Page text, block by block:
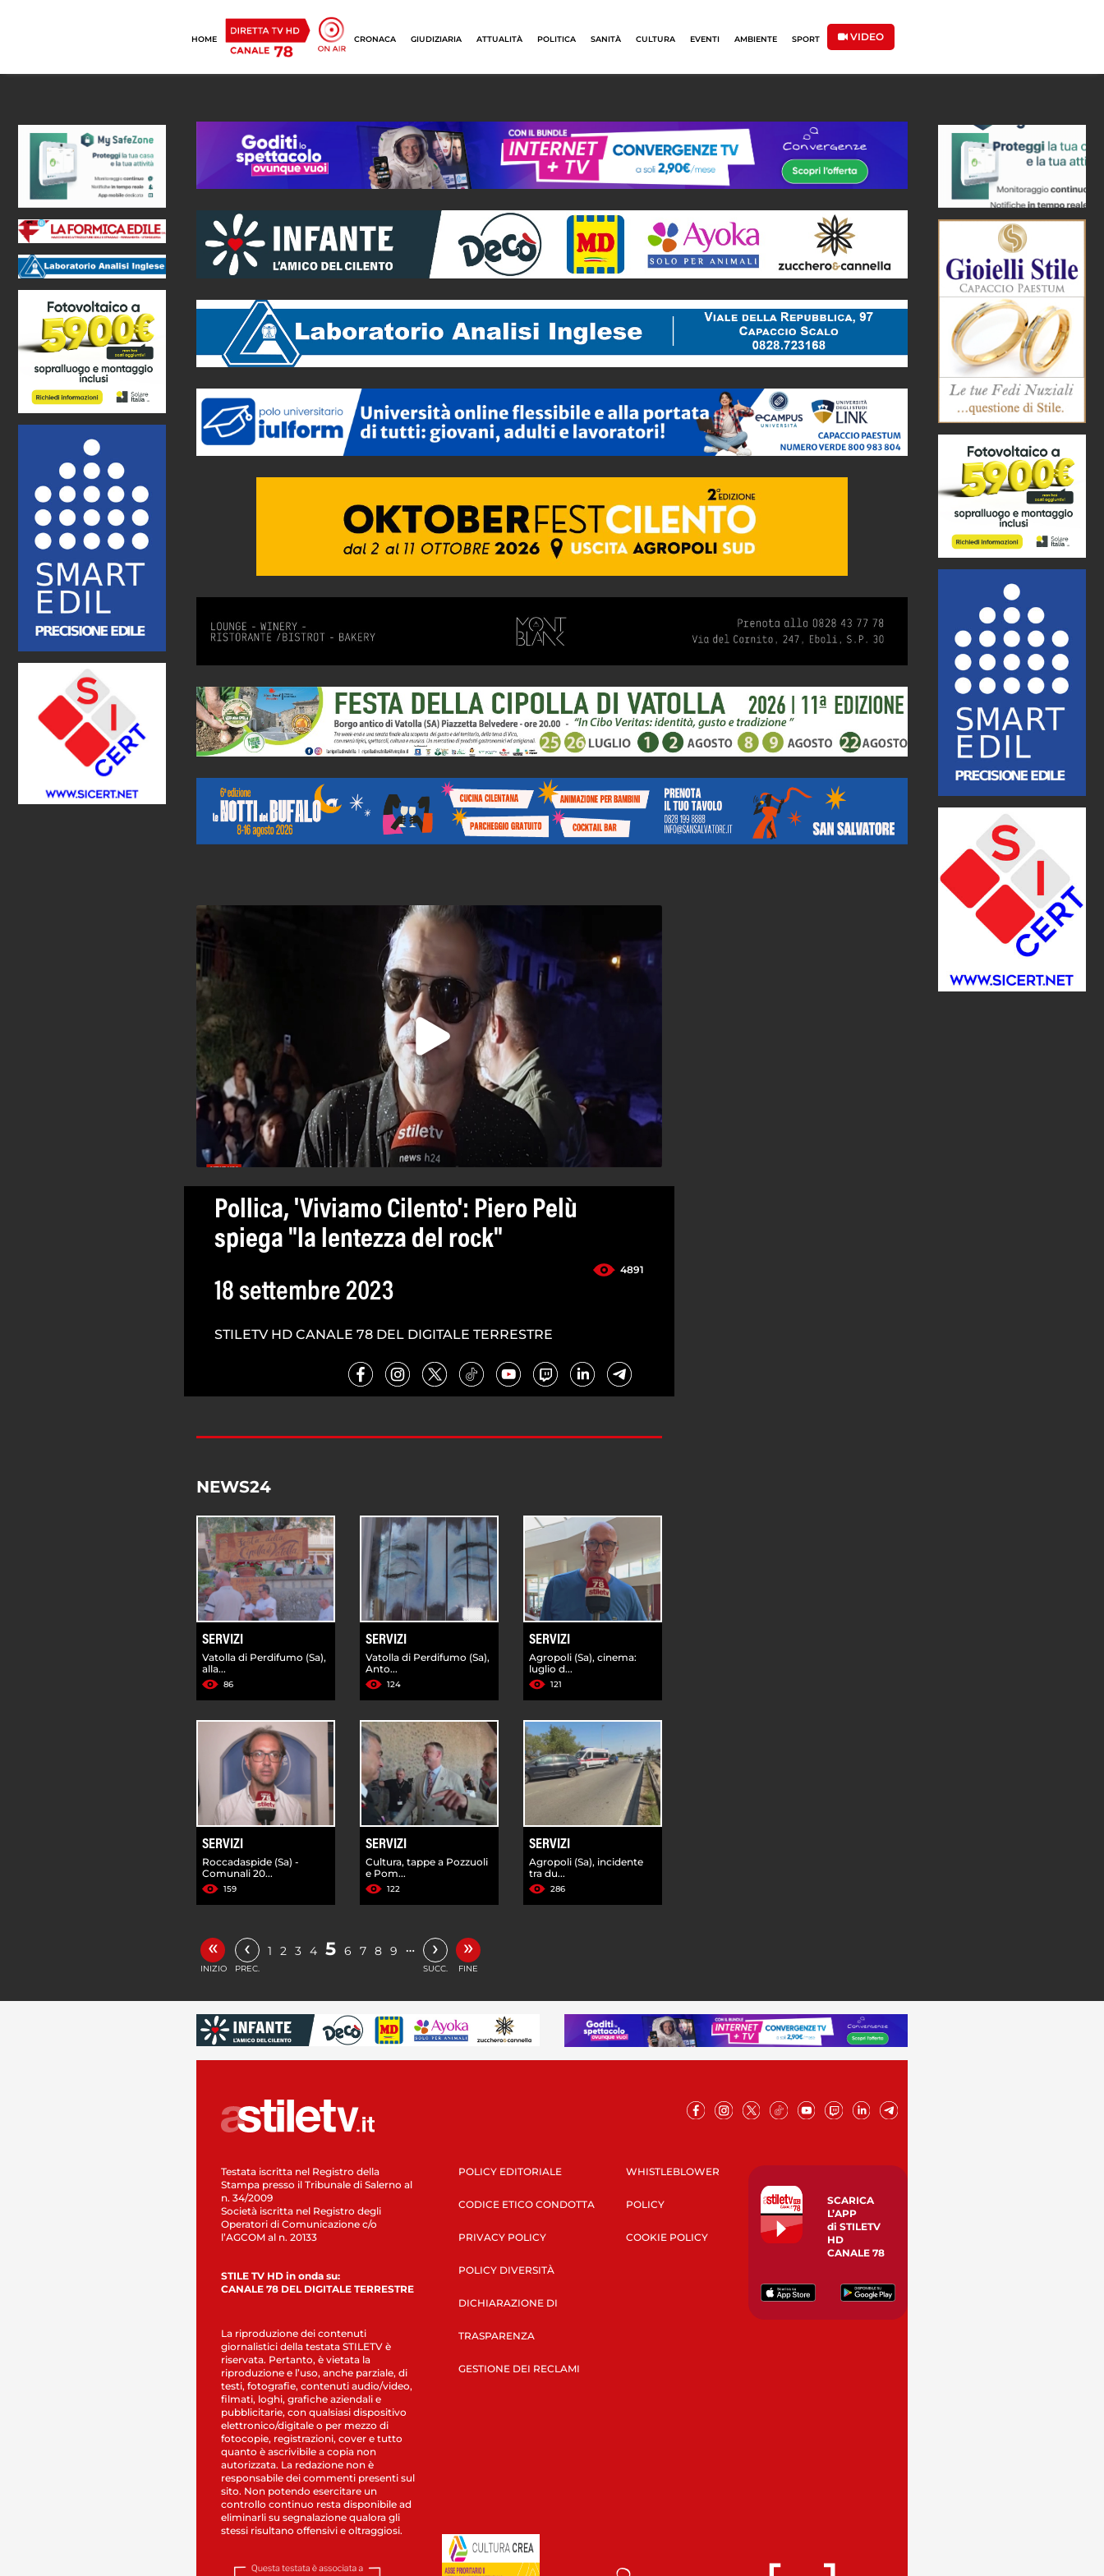
HOME CRONACA GIUDIZIARIA ATTUALITÀ POLITICA SANITÀ CULTURA EVENTI AMBIENTE SPORT VIDEO
Pollica, 'Viviamo Cilento': Piero Pelù
spiega "la lentezza del rock"
4891
18 settembre 2023
STILETV HD CANALE 78 DEL DIGITALE TERRESTRE
NEWS24
SERVIZI
Vatolla di Perdifumo (Sa),
alla...
86
SERVIZI
Vatolla di Perdifumo (Sa),
Anto...
124
SERVIZI
Agropoli (Sa), cinema:
luglio d...
121
SERVIZI
Roccadaspide (Sa) -
Comunali 20...
159
SERVIZI
Cultura, tappe a Pozzuoli
e Pom...
122
SERVIZI
Agropoli (Sa), incidente
tra du...
286
«
INIZIO
‹
PREC.
1 2 3 4 5 6 7 8 9 … ›
SUCC.
»
FINE
Testata iscritta nel Registro della
Stampa presso il Tribunale di Salerno al
n. 34/2009
Società iscritta nel Registro degli
Operatori di Comunicazione c/o
l’AGCOM al n. 20133
STILE TV HD in onda su:
CANALE 78 DEL DIGITALE TERRESTRE
La riproduzione dei contenuti
giornalistici della testata STILETV è
riservata. Pertanto, è vietata la
riproduzione e l’uso, anche parziale, di
testi, fotografie, contenuti audio/video,
filmati, loghi, grafiche aziendali e
pubblicitarie, con qualsiasi dispositivo
elettronico/digitale o per mezzo di
fotocopie, registrazioni, cover e tutto
quanto è ascrivibile a copia non
autorizzata. La redazione non è
responsabile dei commenti presenti sul
sito. Non potendo esercitare un
controllo continuo resta disponibile ad
eliminarli su segnalazione qualora gli
stessi risultano offensivi e oltraggiosi.
POLICY EDITORIALE
CODICE ETICO CONDOTTA
PRIVACY POLICY
POLICY DIVERSITÀ
DICHIARAZIONE DI
TRASPARENZA
GESTIONE DEI RECLAMI
WHISTLEBLOWER
POLICY
COOKIE POLICY
SCARICA
L’APP
di STILETV
HD
CANALE 78